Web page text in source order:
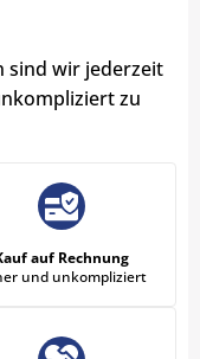
sind wir jederzeit
zu
auf Rechnung
und unkompliziert